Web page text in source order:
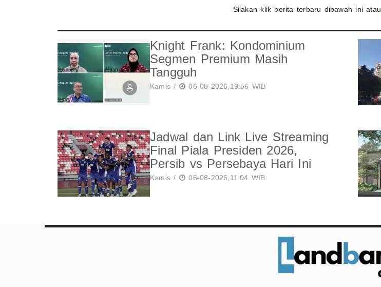
Silakan klik berita terbaru dibawah ini atau
Knight Frank: Kondominium
Segmen Premium Masih
Tangguh
Kamis / 06-08-2026,19:56 WIB
Jadwal dan Link Live Streaming
Final Piala Presiden 2026,
Persib vs Persebaya Hari Ini
Kamis / 06-08-2026,11:04 WIB